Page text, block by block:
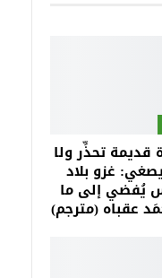
قديمة تحذِّر ولا
غزو بلاد
يُفضي إلى ما
عقباه (مترجم)